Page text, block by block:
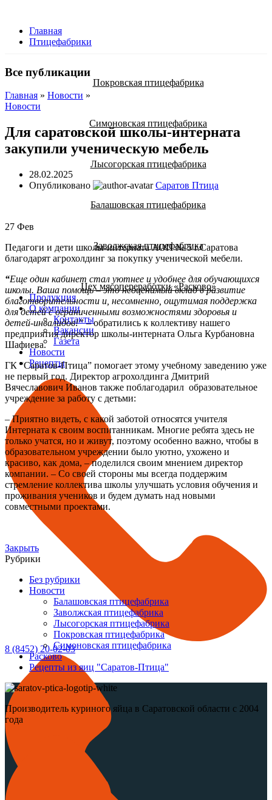
Главная
Птицефабрики
Покровская птицефабрика
Симоновская птицефабрика
Лысогорская птицефабрика
Балашовская птицефабрика
Заволжская птицефабрика
Цех мясопереработки «Расково»
Продукция
О компании
Контакты
Вакансии
Газета
Новости
Рецепты
8 (8452) 20-02-03
Все публикации
Главная » Новости »
Новости
Для саратовской школы-интерната
закупили ученическую мебель
28.02.2025
Опубликовано
Саратов Птица
27 Фев
Педагоги и дети школы-интерната АОП № 5 г.Саратова
благодарят агрохолдинг за покупку ученической мебели.
“Еще один кабинет стал уютнее и удобнее для обучающихся
школы. Ваша помощь – это неоценимый вклад в развитие
благотворительности и, несомненно, ощутимая поддержка
для детей с ограниченными возможностями здоровья и
детей-инвалидов!” –обратились к коллективу нашего
предприятия директор школы-интерната Ольга Курбановна
Шафиева.
ГК “Саратов-Птица” помогает этому учебному заведению уже
не первый год. Директор агрохолдинга Дмитрий
Вячеславович Иванов также поблагодарил образовательное
учреждение за работу с детьми:
– Приятно видеть, с какой заботой относятся учителя
Интерната к своим воспитанникам. Многие ребята здесь не
только учатся, но и живут, поэтому особенно важно, чтобы в
образовательном учреждении было уютно, ухожено и
красиво, как дома, – поделился своим мнением директор
компании. – Со своей стороны мы всегда поддержим
стремление коллектива школы улучшать условия обучения и
проживания учеников и будем думать над новыми
совместными проектами.
Закрыть
Рубрики
Без рубрики
Новости
Балашовская птицефабрика
Заволжская птицефабрика
Лысогорская птицефабрика
Покровская птицефабрика
Симоновская птицефабрика
Расково
Рецепты из яиц "Саратов-Птица"
Производитель куриного яйца в Саратовской области с 2004
года